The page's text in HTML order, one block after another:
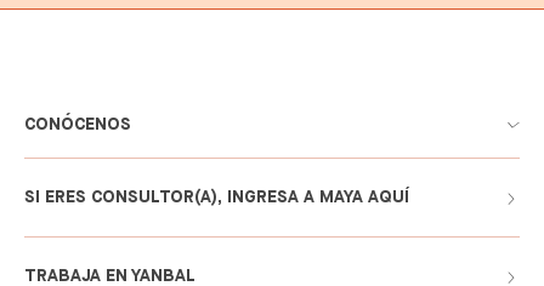
CONÓCENOS
SI ERES CONSULTOR(A), INGRESA A MAYA AQUÍ
TRABAJA EN YANBAL